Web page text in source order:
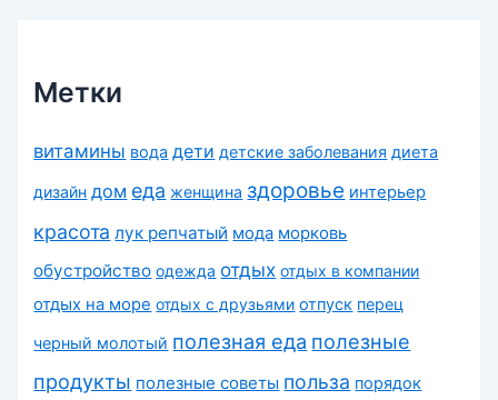
Метки
витамины вода дети детские заболевания диета
дизайн дом еда женщина здоровье интерьер
красота лук репчатый мода морковь
обустройство одежда отдых отдых в компании
отдых на море отдых с друзьями отпуск перец
черный молотый полезная еда полезные
продукты полезные советы польза порядок